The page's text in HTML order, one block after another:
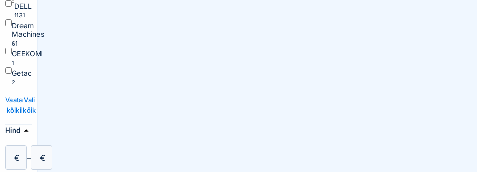
DELL
1131
Dream
Machines
61
GEEKOM
1
Getac
2
Vaata
kõiki
Vali
kõik
Hind
€ – €